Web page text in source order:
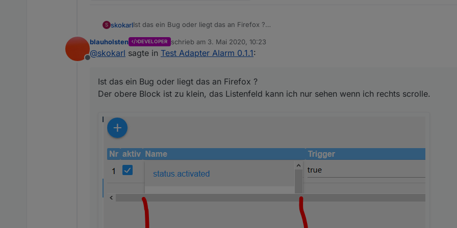
S skokarlIst das ein Bug oder liegt das an Firefox ?
Offline
blauholsten DEVELOPER schrieb am 3. Mai 2020, 10:23
zuletzt editiert von
@skokarl sagte in Test Adapter Alarm 0.1.1:
Ist das ein Bug oder liegt das an Firefox ?
Der obere Block ist zu klein, das Listenfeld kann ich nur sehen wenn ich rechts scrolle.